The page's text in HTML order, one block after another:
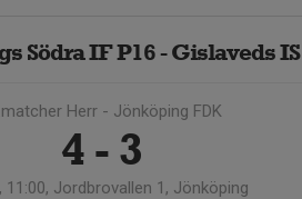
Södra IF P16 - Gislaveds IS
Herr - Jönköping FDK
4 - 3
11:00, Jordbrovallen 1, Jönköping